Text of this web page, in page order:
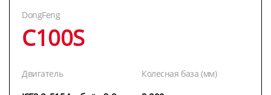
DongFeng
C100S
Двигатель Колесная база (мм)